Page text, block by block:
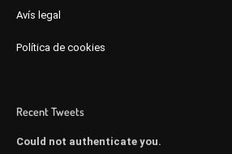
Avís legal
Política de cookies
Recent Tweets
Could not authenticate you.